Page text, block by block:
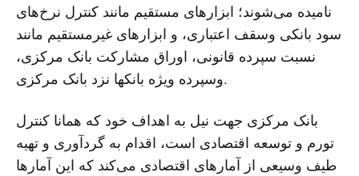
نامیده می‌شوند؛ ابزارهای مستقیم مانند کنترل نرخ‌های
سود بانکی وسقف اعتباری، و ابزارهای غیرمستقیم مانند
نسبت سپرده قانونی، اوراق مشارکت بانک مرکزی،
وسپرده ویژه بانکها نزد بانک مرکزی.
بانک مرکزی جهت نیل به اهداف خود که همانا کنترل
تورم و توسعه اقتصادی است، اقدام به گردآوری و تهیه
طیف وسیعی از آمارهای اقتصادی می‌کند که این آمارها